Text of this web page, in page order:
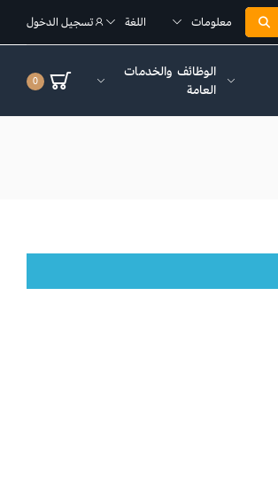
معلومات اللغة تسجيل الدخول
الوظائف والخدمات
العامة
0